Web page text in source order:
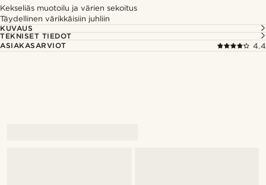
Kekseliäs muotoilu ja värien sekoitus
Täydellinen värikkäisiin juhliin
KUVAUS
TEKNISET TIEDOT
ASIAKASARVIOT
4.4